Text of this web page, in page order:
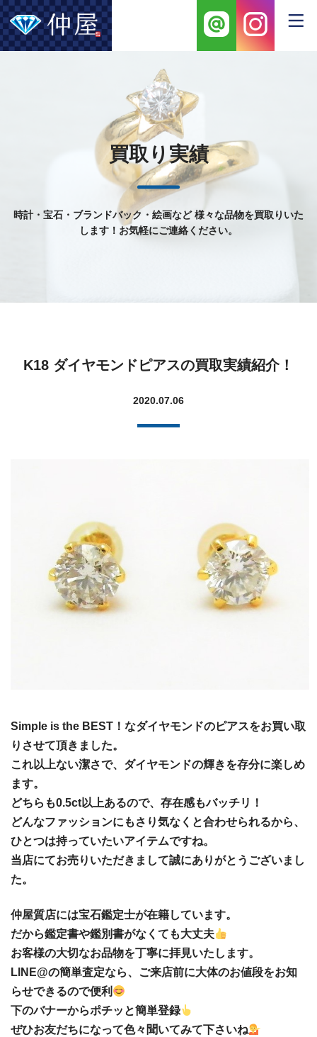
買取り実績
時計・宝石・ブランドバック・絵画など様々な品物を買取りいた
します！お気軽にご連絡ください。
K18 ダイヤモンドピアスの買取実績紹介！
2020.07.06
Simple is the BEST！なダイヤモンドのピアスをお買い取
りさせて頂きました。
これ以上ない潔さで、ダイヤモンドの輝きを存分に楽しめ
ます。
どちらも0.5ct以上あるので、存在感もバッチリ！
どんなファッションにもさり気なくと合わせられるから、
ひとつは持っていたいアイテムですね。
当店にてお売りいただきまして誠にありがとうございまし
た。
仲屋質店には宝石鑑定士が在籍しています。
だから鑑定書や鑑別書がなくても大丈夫
お客様の大切なお品物を丁寧に拝見いたします。
LINE@の簡単査定なら、ご来店前に大体のお値段をお知
らせできるので便利
下のバナーからポチッと簡単登録
ぜひお友だちになって色々聞いてみて下さいね